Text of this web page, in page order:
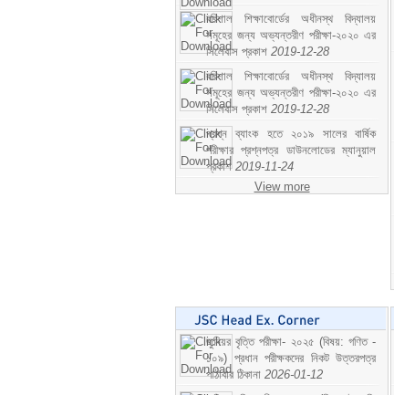
বরিশাল শিক্ষাবোর্ডের অধীনস্থ বিদ্যালয়
সমূহের জন্য অভ্যন্তরীণ পরীক্ষা-২০২০ এর
সিলেবাস প্রকাশ 2019-12-28
বরিশাল শিক্ষাবোর্ডের অধীনস্থ বিদ্যালয়
সমূহের জন্য অভ্যন্তরীণ পরীক্ষা-২০২০ এর
সিলেবাস প্রকাশ 2019-12-28
প্রশ্ন ব্যাংক হতে ২০১৯ সালের বার্ষিক
পরীক্ষার প্রশ্নপত্র ডাউনলোডের ম্যানুয়াল
প্রকাশ 2019-11-24
View more
জুনিয়র বৃত্তি পরীক্ষা- ২০২৫ (বিষয়: গণিত -
১০৯) প্রধান পরীক্ষকদের নিকট উত্তরপত্র
পাঠাবার ঠিকানা 2026-01-12